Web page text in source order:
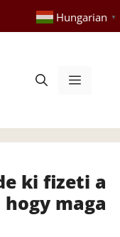
Hungarian ▼
Menü
ki fizeti a
maga